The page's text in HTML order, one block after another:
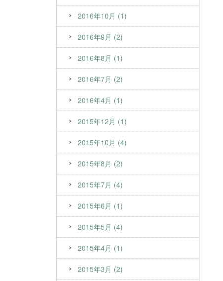
2016年10月 (1)
2016年9月 (2)
2016年8月 (1)
2016年7月 (2)
2016年4月 (1)
2015年12月 (1)
2015年10月 (4)
2015年8月 (2)
2015年7月 (4)
2015年6月 (1)
2015年5月 (4)
2015年4月 (1)
2015年3月 (2)